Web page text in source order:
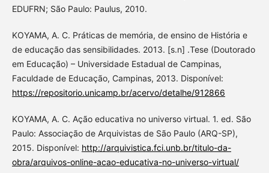
EDUFRN; São Paulo: Paulus, 2010.
KOYAMA, A. C. Práticas de memória, de ensino de História e
de educação das sensibilidades. 2013. [s.n] .Tese (Doutorado
em Educação) – Universidade Estadual de Campinas,
Faculdade de Educação, Campinas, 2013. Disponível:
https://repositorio.unicamp.br/acervo/detalhe/912866
KOYAMA, A. C. Ação educativa no universo virtual. 1. ed. São
Paulo: Associação de Arquivistas de São Paulo (ARQ-SP),
2015. Disponível: http://arquivistica.fci.unb.br/titulo-da-
obra/arquivos-online-acao-educativa-no-universo-virtual/